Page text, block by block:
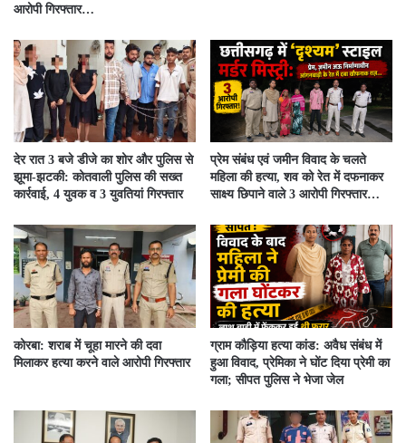
आरोपी गिरफ्तार…
देर रात 3 बजे डीजे का शोर और पुलिस से
झूमा-झटकी: कोतवाली पुलिस की सख्त
कार्रवाई, 4 युवक व 3 युवतियां गिरफ्तार
प्रेम संबंध एवं जमीन विवाद के चलते
महिला की हत्या, शव को रेत में दफनाकर
साक्ष्य छिपाने वाले 3 आरोपी गिरफ्तार…
कोरबा: शराब में चूहा मारने की दवा
मिलाकर हत्या करने वाले आरोपी गिरफ्तार
ग्राम कौड़िया हत्या कांड: अवैध संबंध में
हुआ विवाद, प्रेमिका ने घोंट दिया प्रेमी का
गला; सीपत पुलिस ने भेजा जेल